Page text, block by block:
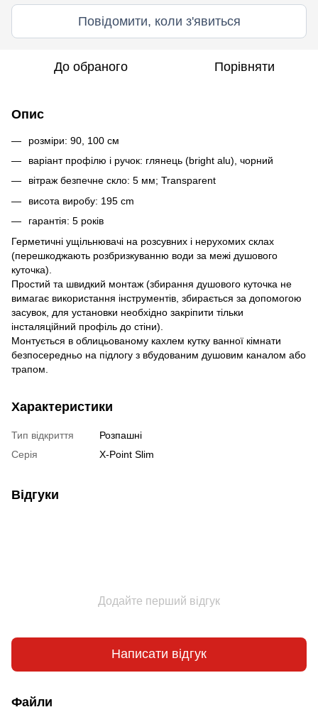
Повідомити, коли з'явиться
До обраного Порівняти
Опис
розміри: 90, 100 см
варіант профілю і ручок: глянець (bright alu), чорний
вітраж безпечне скло: 5 мм; Transparent
висота виробу: 195 cm
гарантія: 5 років
Герметичні ущільнювачі на розсувних і нерухомих склах
(перешкоджають розбризкуванню води за межі душового
куточка).
Простий та швидкий монтаж (збирання душового куточка не
вимагає використання інструментів, збирається за допомогою
засувок, для установки необхідно закріпити тільки
інсталяційний профіль до стіни).
Монтується в облицьованому кахлем кутку ванної кімнати
безпосередньо на підлогу з вбудованим душовим каналом або
трапом.
Характеристики
Тип відкриття
Розпашні
Серія
X-Point Slim
Відгуки
Додайте перший відгук
Написати відгук
Файли